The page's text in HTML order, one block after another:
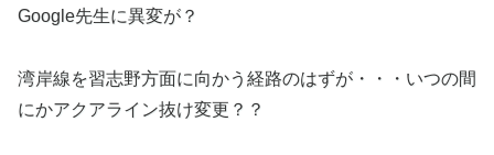
Google先生に異変が？
湾岸線を習志野方面に向かう経路のはずが・・・いつの間
にかアクアライン抜け変更？？